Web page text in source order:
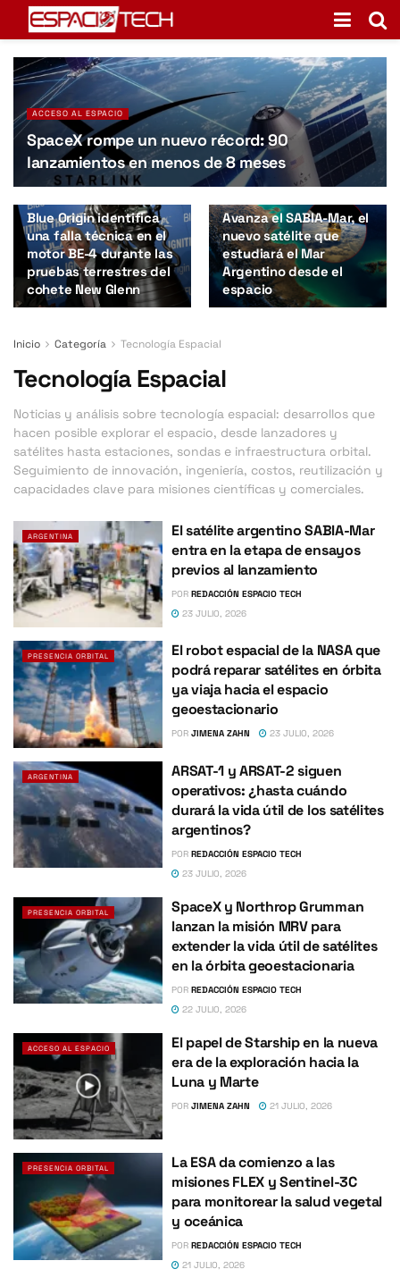
ACCESO AL ESPACIO
SpaceX rompe un nuevo récord: 90
lanzamientos en menos de 8 meses
Blue Origin identifica
una falla técnica en el
motor BE-4 durante las
pruebas terrestres del
cohete New Glenn
Avanza el SABIA-Mar, el
nuevo satélite que
estudiará el Mar
Argentino desde el
espacio
Inicio Categoría Tecnología Espacial
Tecnología Espacial
Noticias y análisis sobre tecnología espacial: desarrollos que
hacen posible explorar el espacio, desde lanzadores y
satélites hasta estaciones, sondas e infraestructura orbital.
Seguimiento de innovación, ingeniería, costos, reutilización y
capacidades clave para misiones científicas y comerciales.
ARGENTINA
El satélite argentino SABIA-Mar
entra en la etapa de ensayos
previos al lanzamiento
POR REDACCIÓN ESPACIO TECH
23 JULIO, 2026
PRESENCIA ORBITAL
El robot espacial de la NASA que
podrá reparar satélites en órbita
ya viaja hacia el espacio
geoestacionario
POR JIMENA ZAHN 23 JULIO, 2026
ARGENTINA
ARSAT-1 y ARSAT-2 siguen
operativos: ¿hasta cuándo
durará la vida útil de los satélites
argentinos?
POR REDACCIÓN ESPACIO TECH
23 JULIO, 2026
PRESENCIA ORBITAL
SpaceX y Northrop Grumman
lanzan la misión MRV para
extender la vida útil de satélites
en la órbita geoestacionaria
POR REDACCIÓN ESPACIO TECH
22 JULIO, 2026
ACCESO AL ESPACIO
El papel de Starship en la nueva
era de la exploración hacia la
Luna y Marte
POR JIMENA ZAHN 21 JULIO, 2026
PRESENCIA ORBITAL
La ESA da comienzo a las
misiones FLEX y Sentinel-3C
para monitorear la salud vegetal
y oceánica
POR REDACCIÓN ESPACIO TECH
21 JULIO, 2026